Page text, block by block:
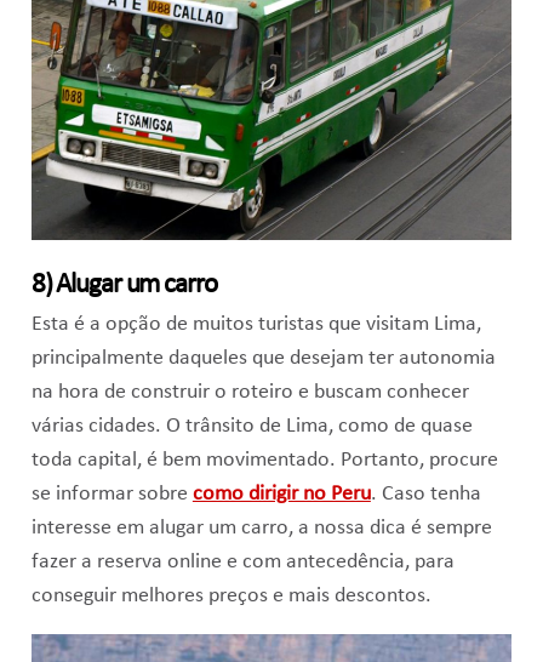
8) Alugar um carro
Esta é a opção de muitos turistas que visitam Lima,
principalmente daqueles que desejam ter autonomia
na hora de construir o roteiro e buscam conhecer
várias cidades. O trânsito de Lima, como de quase
toda capital, é bem movimentado. Portanto, procure
se informar sobre como dirigir no Peru. Caso tenha
interesse em alugar um carro, a nossa dica é sempre
fazer a reserva online e com antecedência, para
conseguir melhores preços e mais descontos.